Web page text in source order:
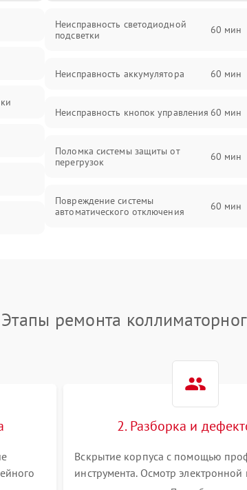
Неисправность светодиодной
подсветки
60 мин
Неисправность аккумулятора 60 мин
Неисправность кнопок управления 60 мин
Поломка системы защиты от
перегрузок
60 мин
Повреждение системы
автоматического отключения
60 мин
60 мин
перегрузок
60 мин
Этапы ремонта
2. Разборка и
Вскрытие корпуса с помощью
инструмента. Осмотр электронной